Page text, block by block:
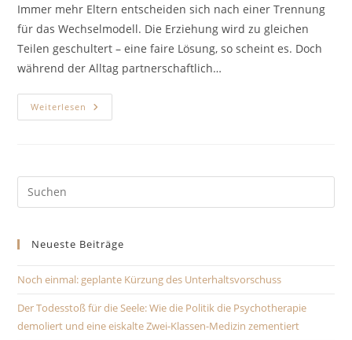
Immer mehr Eltern entscheiden sich nach einer Trennung
für das Wechselmodell. Die Erziehung wird zu gleichen
Teilen geschultert – eine faire Lösung, so scheint es. Doch
während der Alltag partnerschaftlich…
Weiterlesen Die
„Väter-
Moderne
Alter
Belohnt
Wird
Neueste Beiträge
Noch einmal: geplante Kürzung des Unterhaltsvorschuss
Der Todesstoß für die Seele: Wie die Politik die Psychotherapie
demoliert und eine eiskalte Zwei-Klassen-Medizin zementiert